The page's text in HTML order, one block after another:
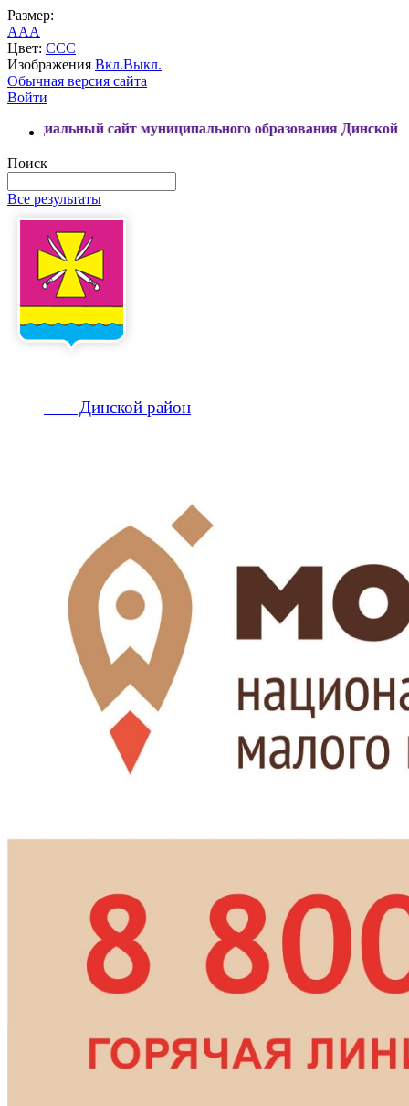
Размер:
AAA
Цвет: CCC
Изображения Вкл.Выкл.
Обычная версия сайта
Войти
сайт муниципального образования Динской район
Поиск
Все результаты
Динской район